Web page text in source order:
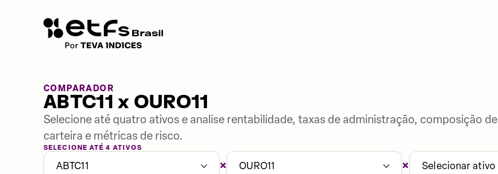
COMPARADOR
ABTC11 x OURO11
Selecione até quatro ativos e analise rentabilidade, taxas de administração, composição de
carteira e métricas de risco.
SELECIONE ATÉ 4 ATIVOS
ABTC11 × OURO11 × Selecionar ativo